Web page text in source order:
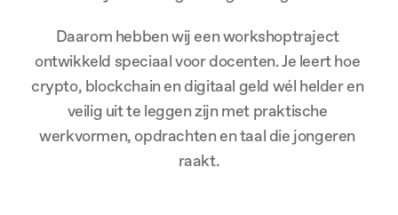
Daarom hebben wij een workshoptraject
ontwikkeld speciaal voor docenten. Je leert hoe
crypto, blockchain en digitaal geld wél helder en
veilig uit te leggen zijn met praktische
werkvormen, opdrachten en taal die jongeren
raakt.